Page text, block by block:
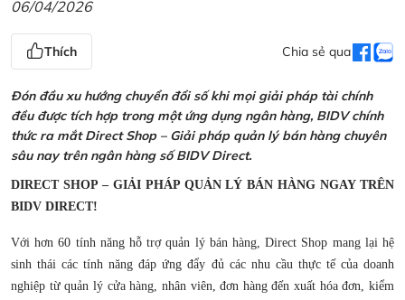
06/04/2026
Thích Chia sẻ qua
Đón đầu xu hướng chuyển đổi số khi mọi giải pháp tài chính
đều được tích hợp trong một ứng dụng ngân hàng, BIDV chính
thức ra mắt Direct Shop – Giải pháp quản lý bán hàng chuyên
sâu nay trên ngân hàng số BIDV Direct.
DIRECT SHOP – GIẢI PHÁP QUẢN LÝ BÁN HÀNG NGAY TRÊN
BIDV DIRECT!
Với hơn 60 tính năng hỗ trợ quản lý bán hàng, Direct Shop mang lại hệ
sinh thái các tính năng đáp ứng đẩy đủ các nhu cầu thực tế của doanh
nghiệp từ quản lý cửa hàng, nhân viên, đơn hàng đến xuất hóa đơn, kiểm